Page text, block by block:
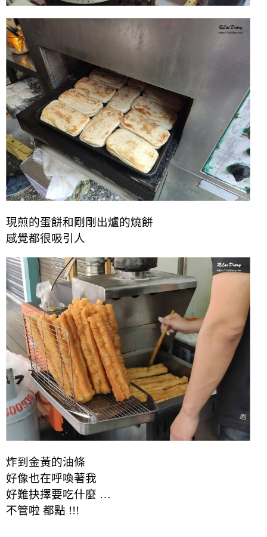
現煎的蛋餅和剛剛出爐的燒餅
感覺都很吸引人
炸到金黃的油條
好像也在呼喚著我
好難抉擇要吃什麼 …
不管啦 都點 !!!